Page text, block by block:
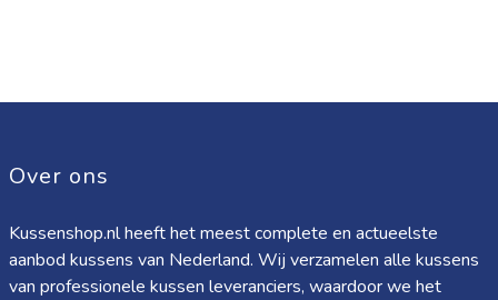
Over ons
Kussenshop.nl heeft het meest complete en actueelste
aanbod kussens van Nederland. Wij verzamelen alle kussens
van professionele kussen leveranciers, waardoor we het